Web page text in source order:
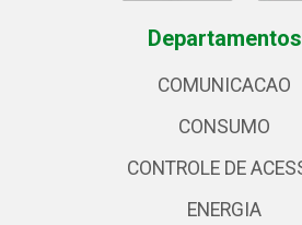
Departamentos
COMUNICACAO
CONSUMO
CONTROLE DE
ENERGIA